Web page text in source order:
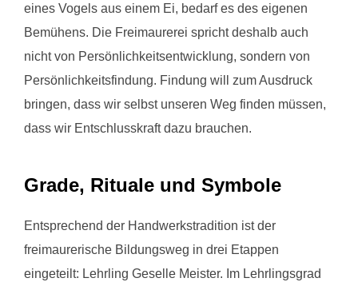
eines Vogels aus einem Ei, bedarf es des eigenen
Bemühens. Die Freimaurerei spricht deshalb auch
nicht von Persönlichkeitsentwicklung, sondern von
Persönlichkeitsfindung. Findung will zum Ausdruck
bringen, dass wir selbst unseren Weg finden müssen,
dass wir Entschlusskraft dazu brauchen.
Grade, Rituale und Symbole
Entsprechend der Handwerkstradition ist der
freimaurerische Bildungsweg in drei Etappen
eingeteilt: Lehrling Geselle Meister. Im Lehrlingsgrad